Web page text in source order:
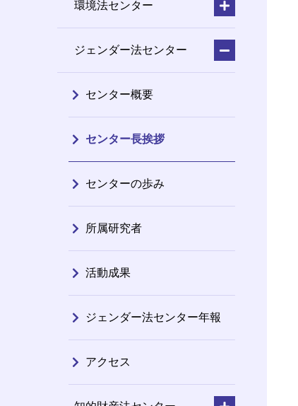
環境法センター
ジェンダー法センター
センター概要
センター長挨拶
センターの歩み
所属研究者
活動成果
ジェンダー法センター年報
アクセス